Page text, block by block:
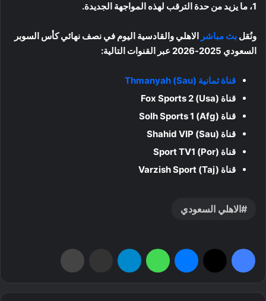
1، ما يزيد من حدة الترقب لهذه المواجهة الجديدة.
ونُقل بث مباشر الاهلي والقادسية اليوم في نصف نهائي كأس السوبر
السعودي 2025-2026 عبر القنوات التالية:
قناة ثمانية Thmanyah (Sau)
قناة Fox Sports 2 (Usa)
قناة Solh Sports 1 (Afg)
قناة Shahid VIP (Sau)
قناة Sport TV1 (Por)
قناة Varzish Sport (Taj)
الاهلي السعودي